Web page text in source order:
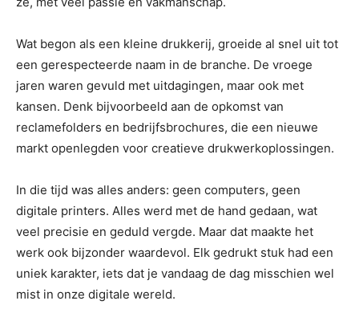
Wat begon als een kleine drukkerij, groeide al snel uit tot
een gerespecteerde naam in de branche. De vroege
jaren waren gevuld met uitdagingen, maar ook met
kansen. Denk bijvoorbeeld aan de opkomst van
reclamefolders en bedrijfsbrochures, die een nieuwe
markt openlegden voor creatieve drukwerkoplossingen.
In die tijd was alles anders: geen computers, geen
digitale printers. Alles werd met de hand gedaan, wat
veel precisie en geduld vergde. Maar dat maakte het
werk ook bijzonder waardevol. Elk gedrukt stuk had een
uniek karakter, iets dat je vandaag de dag misschien wel
mist in onze digitale wereld.